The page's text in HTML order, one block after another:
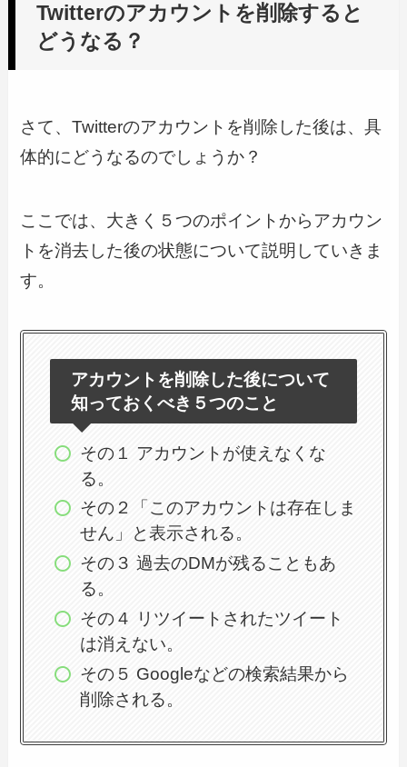
Twitterのアカウントを削除すると
どうなる？
さて、Twitterのアカウントを削除した後は、具
体的にどうなるのでしょうか？
ここでは、大きく５つのポイントからアカウン
トを消去した後の状態について説明していきま
す。
アカウントを削除した後について
知っておくべき５つのこと
その１ アカウントが使えなくな
る。
その２「このアカウントは存在しま
せん」と表示される。
その３ 過去のDMが残ることもあ
る。
その４ リツイートされたツイート
は消えない。
その５ Googleなどの検索結果から
削除される。